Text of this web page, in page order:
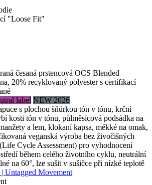
"Loose Fit"
česaná prstencová OCS Blended
20% recyklovaný polyester s certifikací
label NEW 2026
s plochou šňůrkou tón v tónu, krční
kosti tón v tónu, půlměsícová podsádka na
a lem, klokaní kapsa, měkké na omak,
veganská výroba bez živočišných
Cycle Assessment) pro vyhodnocení
během celého životního cyklu, neutrální
na 60°, lze sušit v sušičce při nízké teplotě
Untagged Movement